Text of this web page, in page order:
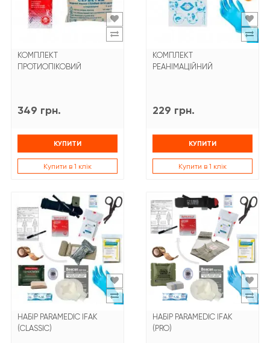
КОМПЛЕКТ
ПРОТИОПІКОВИЙ
349 грн.
КУПИТИ
Купити в 1 клік
КОМПЛЕКТ
РЕАНІМАЦІЙНИЙ
229 грн.
КУПИТИ
Купити в 1 клік
НАБІР PARAMEDIC IFAK
(CLASSIC)
НАБІР PARAMEDIC IFAK
(PRO)